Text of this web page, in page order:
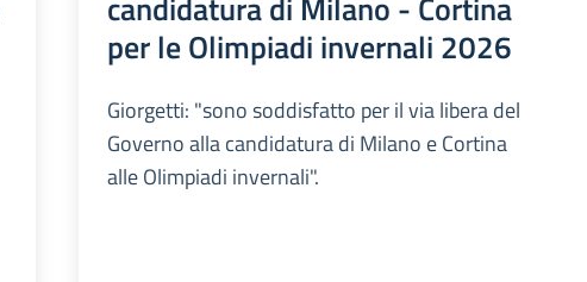
per le Olimpiadi invernali 2026
Giorgetti: "sono soddisfatto per il via libera del
Governo alla candidatura di Milano e Cortina
alle Olimpiadi invernali".